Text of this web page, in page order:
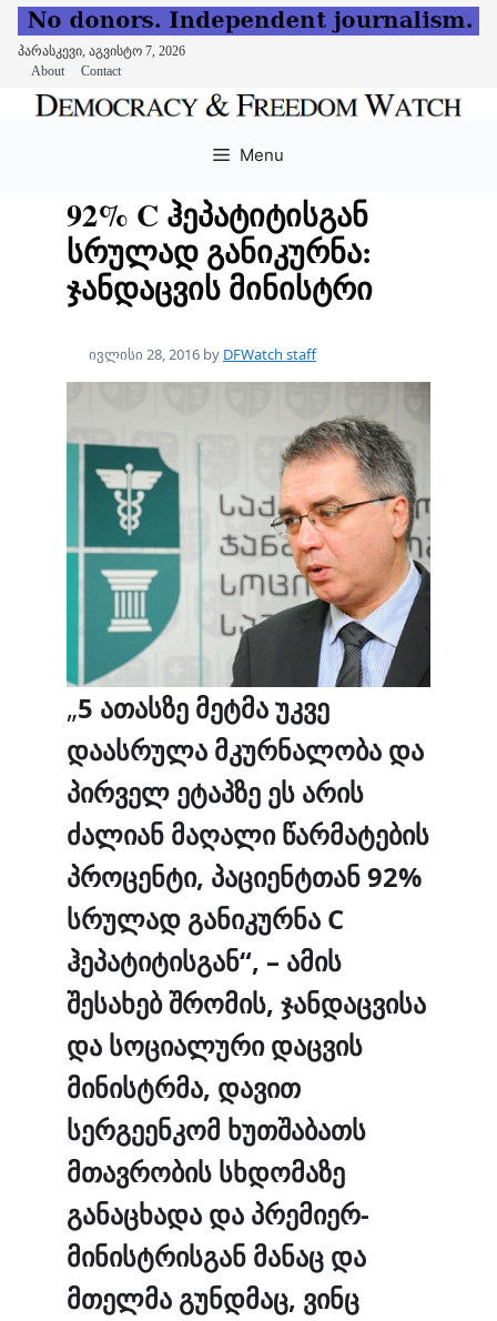
პარასკევი, აგვისტო 7, 2026
About
Contact
Menu
92% C ჰეპატიტისგან
სრულად განიკურნა:
ჯანდაცვის მინისტრი
ივლისი 28, 2016 by DFWatch staff
„5 ათასზე მეტმა უკვე
დაასრულა მკურნალობა და
პირველ ეტაპზე ეს არის
ძალიან მაღალი წარმატების
პროცენტი, პაციენტთან 92%
სრულად განიკურნა C
ჰეპატიტისგან“, – ამის
შესახებ შრომის, ჯანდაცვისა
და სოციალური დაცვის
მინისტრმა, დავით
სერგეენკომ ხუთშაბათს
მთავრობის სხდომაზე
განაცხადა და პრემიერ-
მინისტრისგან მანაც და
მთელმა გუნდმაც, ვინც